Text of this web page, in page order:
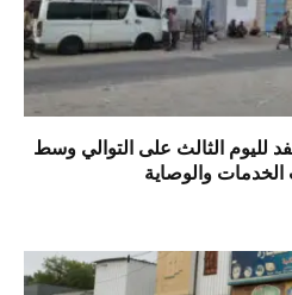
لليوم الثالث على التوالي وسط
والوصاية